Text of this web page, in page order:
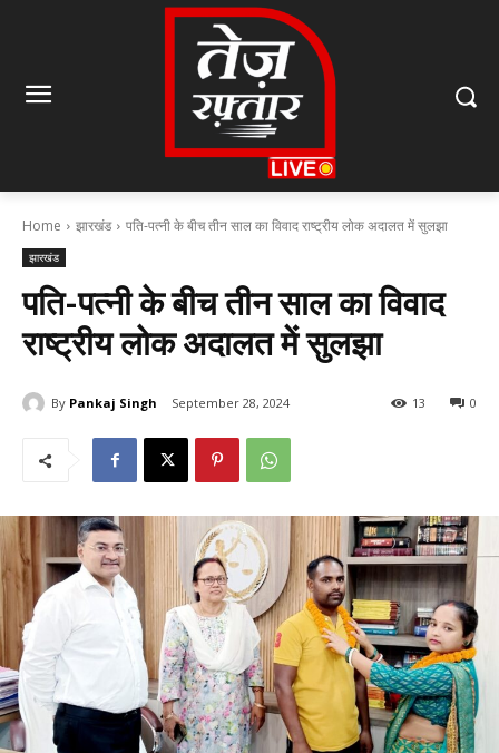
Home झारखंड पति-पत्नी के बीच तीन साल का विवाद राष्ट्रीय लोक अदालत में सुलझा
झारखंड
पति-पत्नी के बीच तीन साल का विवाद
राष्ट्रीय लोक अदालत में सुलझा
By Pankaj Singh September 28, 2024 0
13